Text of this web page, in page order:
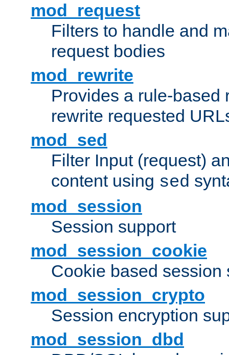
mod_request
Filters to handle and
request bodies
mod_rewrite
Provides a rule-based
rewrite requested
mod_sed
Filter Input (request)
content using sed
mod_session
Session support
mod_session_cookie
Cookie based session
mod_session_crypto
Session encryption
mod_session_dbd